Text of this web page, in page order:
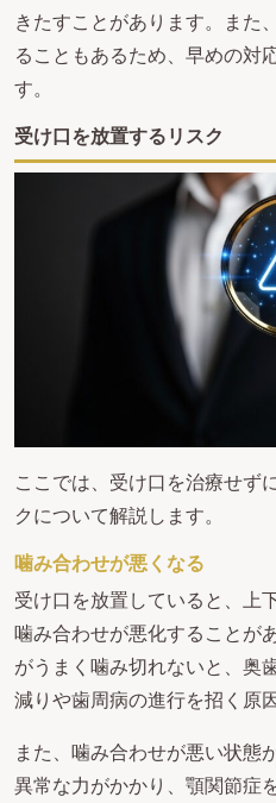
きたすことがあります。また
ることもあるため、早めの対
す。
受け口を放置するリスク
ここでは、受け口を治療せず
クについて解説します。
噛み合わせが悪くなる
受け口を放置していると、上
噛み合わせが悪化することが
がうまく噛み切れないと、奥
減りや歯周病の進行を招く原
また、噛み合わせが悪い状態
異常な力がかかり、顎関節症